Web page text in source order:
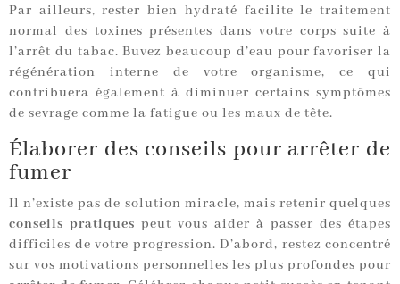
Par ailleurs, rester bien hydraté facilite le traitement
normal des toxines présentes dans votre corps suite à
l’arrêt du tabac. Buvez beaucoup d’eau pour favoriser la
régénération interne de votre organisme, ce qui
contribuera également à diminuer certains symptômes
de sevrage comme la fatigue ou les maux de tête.
Élaborer des conseils pour arrêter de
fumer
Il n’existe pas de solution miracle, mais retenir quelques
conseils pratiques peut vous aider à passer des étapes
difficiles de votre progression. D’abord, restez concentré
sur vos motivations personnelles les plus profondes pour